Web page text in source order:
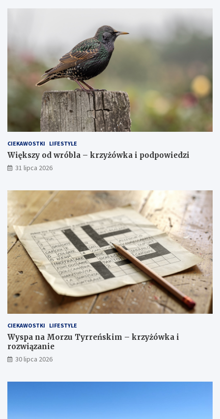
CIEKAWOSTKI LIFESTYLE
Większy od wróbla – krzyżówka i podpowiedzi
31 lipca 2026
CIEKAWOSTKI LIFESTYLE
Wyspa na Morzu Tyrreńskim – krzyżówka i
rozwiązanie
30 lipca 2026